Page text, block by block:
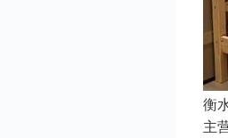
衡
主